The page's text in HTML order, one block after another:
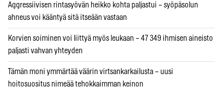
Aggressiivisen rintasyövän heikko kohta paljastui – syöpäsolun
ahneus voi kääntyä sitä itseään vastaan
Korvien soiminen voi liittyä myös leukaan – 47 349 ihmisen aineisto
paljasti vahvan yhteyden
Tämän moni ymmärtää väärin virtsankarkailusta – uusi
hoitosuositus nimeää tehokkaimman keinon